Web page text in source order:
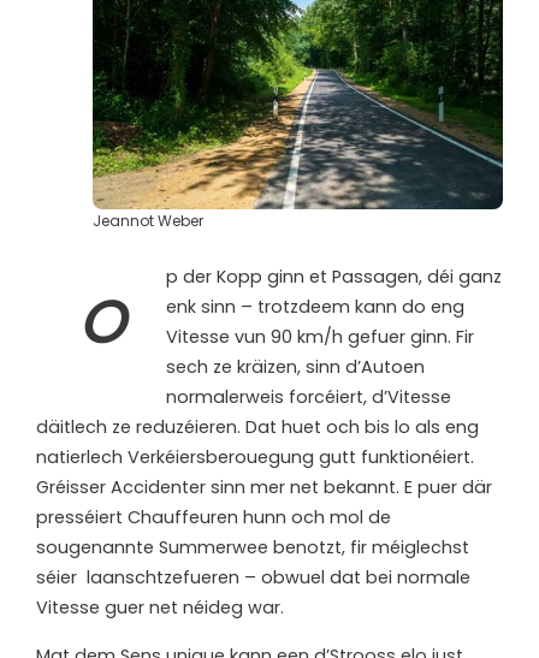
Jeannot Weber
O
p der Kopp ginn et Passagen, déi ganz
enk sinn – trotzdeem kann do eng
Vitesse vun 90 km/h gefuer ginn. Fir
sech ze kräizen, sinn d’Autoen
normalerweis forcéiert, d’Vitesse
däitlech ze reduzéieren. Dat huet och bis lo als eng
natierlech Verkéiersberouegung gutt funktionéiert.
Gréisser Accidenter sinn mer net bekannt. E puer där
presséiert Chauffeuren hunn och mol de
sougenannte Summerwee benotzt, fir méiglechst
séier laanschtzefueren – obwuel dat bei normale
Vitesse guer net néideg war.